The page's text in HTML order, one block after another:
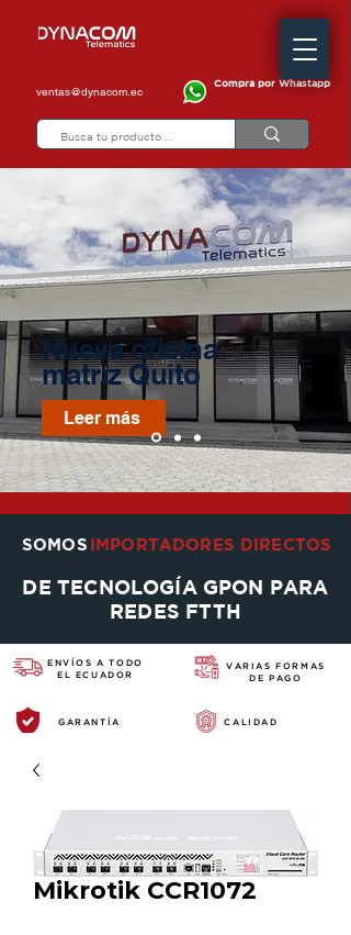
ventas@dynacom.ec
Compra por Whastapp
Nueva oficina
matriz Quito
Leer más
SOMOS IMPORTADORES DIRECTOS
DE TECNOLOGÍA GPON PARA
REDES FTTH
ENVÍOS A TODO
EL ECUADOR
VARIAS FORMAS
DE PAGO
GARANTÍA CALIDAD
Mikrotik CCR1072